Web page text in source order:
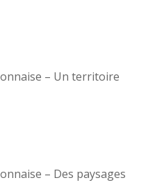
– Un territoire
– Des paysages